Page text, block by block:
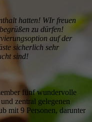
hatten! WIr freuen
zu dürfen!
auf der
sicherlich sehr
sind!
fünf wundervolle
zentral gelegenen
mit 9 Personen, darunter